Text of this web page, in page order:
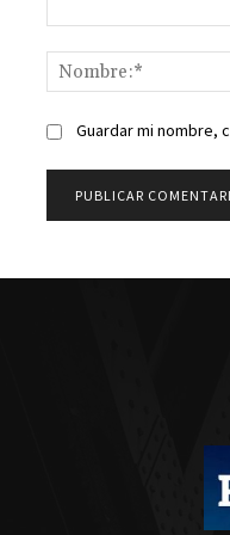
Guardar mi nombre,